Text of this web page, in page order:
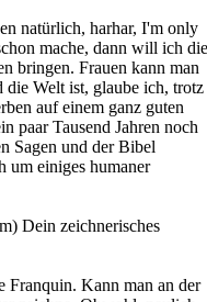
natürlich, harhar, I'm only
mache, dann will ich die
bringen. Frauen kann man
die Welt ist, glaube ich, trotz
auf einem ganz guten
paar Tausend Jahren noch
Sagen und der Bibel
um einiges humaner
Dein zeichnerisches
Franquin. Kann man an der